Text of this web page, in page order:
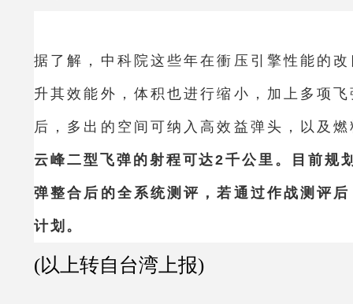
据了解，中科院这些年在衝压引擎性能的
升其效能外，体积也进行缩小，加上多项
后，多出的空间可纳入高效益弹头，以及
云峰二型飞弹的射程可达2千公里。目前规
弹整合后的全系统测评，若通过作战测评
计划。
(以上转自台湾上报)